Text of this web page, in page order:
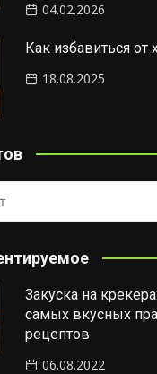
04.02.2026
Как избавиться
18.08.2025
Закуска на
самых вкусных
рецептов
06.08.2022